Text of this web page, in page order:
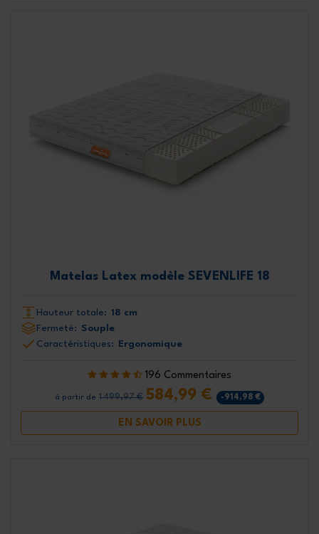
Matelas Latex modèle SEVENLIFE 18
Hauteur totale: 18 cm
Fermeté: Souple
Caractéristiques: Ergonomique
196 Commentaires
à partir de 1 499,97 € 584,99 € -914,98 €
EN SAVOIR PLUS